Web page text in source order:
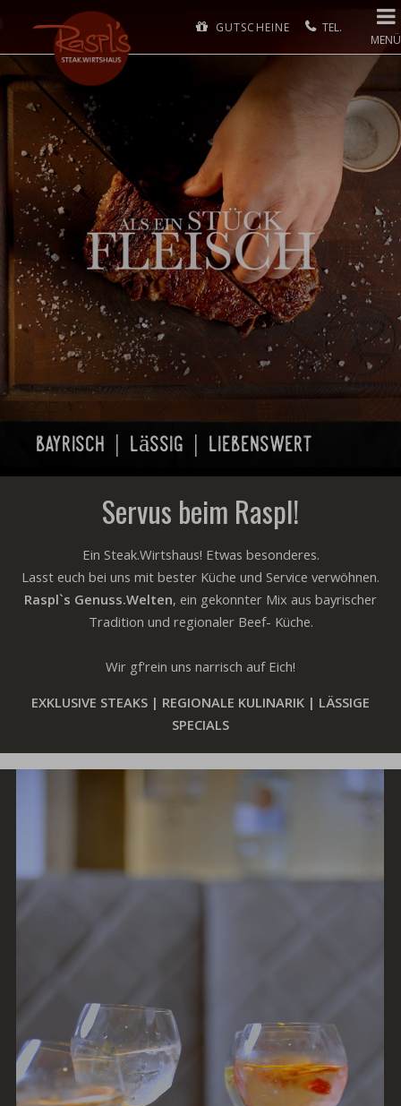
GUTSCHEINE
MENÜ
bayrisch | lässig | liebenswert
Servus beim Raspl!
Ein Steak.Wirtshaus! Etwas besonderes.
Lasst euch bei uns mit bester Küche und Service verwöhnen.
Raspl`s Genuss.Welten, ein gekonnter Mix aus bayrischer
Tradition und regionaler Beef- Küche.
Wir gf'rein uns narrisch auf Eich!
EXKLUSIVE STEAKS | REGIONALE KULINARIK | LÄSSIGE
SPECIALS